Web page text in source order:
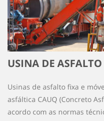
USINA DE ASFALTO
Usinas de asfalto fixa e
asfáltica CAUQ (Concreto
acordo com as normas